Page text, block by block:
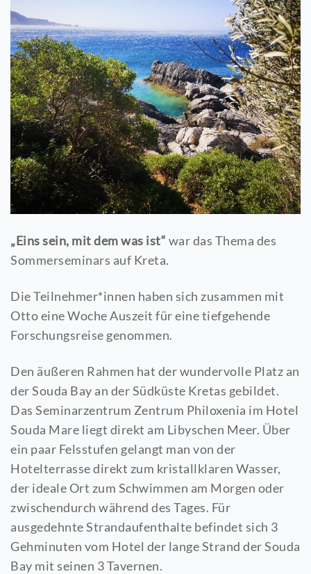
GEDICHTE
REFERENZEN
UNSERE KUNDEN
KUNDENSTIMMEN
KONTAKT
BLOG
„Eins sein, mit dem was ist“ war das Thema des
Sommerseminars auf Kreta.
Die Teilnehmer*innen haben sich zusammen mit
Otto eine Woche Auszeit für eine tiefgehende
Forschungsreise genommen.
Den äußeren Rahmen hat der wundervolle Platz an
der Souda Bay an der Südküste Kretas gebildet.
Das Seminarzentrum Zentrum Philoxenia im Hotel
Souda Mare liegt direkt am Libyschen Meer. Über
ein paar Felsstufen gelangt man von der
Hotelterrasse direkt zum kristallklaren Wasser,
der ideale Ort zum Schwimmen am Morgen oder
zwischendurch während des Tages. Für
ausgedehnte Strandaufenthalte befindet sich 3
Gehminuten vom Hotel der lange Strand der Souda
Bay mit seinen 3 Tavernen.